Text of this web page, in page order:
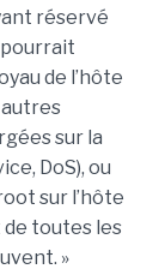
réservé
pourrait
de l’hôte
sur la
DoS), ou
sur l’hôte
toutes les
»